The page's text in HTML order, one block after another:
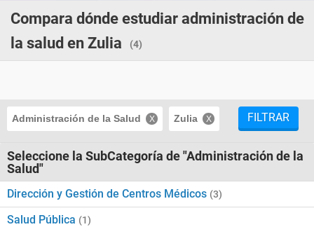
Compara dónde estudiar administración de
la salud en Zulia
(4)
Administración de la Salud Zulia FILTRAR
Seleccione la SubCategoría de "Administración de la
Salud"
Dirección y Gestión de Centros Médicos (3)
Salud Pública (1)